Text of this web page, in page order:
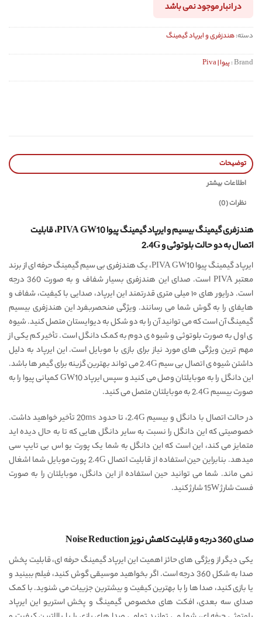
در انبار موجود نمی باشد
دسته:هندزفری و ایرپاد گیمینگ
Brand : پیوا | Piva
توضیحات
اطلاعات بیشتر
نظرات (0)
هندزفری گیمینگ بیسیم و ایرپاد گیمینگ پیوا PIVA GW10،‌ قابلیت
اتصال به دو حالت بلوتوثی و 2.4G
ایرپاد گیمینگ پیوا PIVA GW10، یک هندزفری بی سیم گیمینگ حرفه ای از برند
معتبر PIVA است. صدای این هندزفری بسیار شفاف و به صورت 360 درجه
است. درایور های ۱۰ میلی متری قدرتمند این ایرپاد، صدایی با کیفیت، شفاف و
هایفای را به گوش شما می رسانند. ویژگی منحصربفرد این هندزفری بیسیم
گیمینگ آن است که می توانید آن را به دو شکل به دیوایستان متصل کنید. شیوه
ی اول به صورت بلوتوثی و شیوه ی دوم به کمک دانگل است. تأخیر کم یکی از
مهم ترین ویژگی های مورد نیاز برای بازی با موبایل است. این ایرپاد به دلیل
داشتن شیوه ی اتصال بی سیم 2.4G می تواند بهترین گزینه برای گیمر ها باشد.
این دانگل را به موبایلتان وصل می کنید و سپس ایرپاد GW10 کمپانی پیوا را به
صورت بیسیم 2.4G به موبایلتان متصل می کنید.
در حالت اتصال با دانگل و بیسیم 2.4G، تا حدود 20ms تأخیر خواهید داشت.
خصوصیتی که این دانگل را نسبت به سایر دانگل هایی که تا به حال دیده اید
متمایز می کند، این است که این دانگل به شما یک پورت یو اس بی تایپ سی
میدهد. بنابراین حین استفاده از قابلیت اتصال 2.4G پورت موبایل شما اشغال
نمی ماند. شما می توانید حین استفاده از این دانگل، موبایلتان را به صورت
فست شارژ 15W شارژ کنید.
صدای 360 درجه و قابلیت کاهش نویز Noise Reduction
یکی دیگر از ویژگی های حائز اهمیت این ایرپاد گیمینگ حرفه ای،‌ قابلیت پخش
صدا به شکل 360 درجه است. اگر بخواهید موسیقی گوش کنید، فیلم ببینید و
یا بازی کنید،‌ صدا ها را با بهترین کیفیت و بیشترین جزییات می شنوید. با کمک
صدای سه بعدی، افکت های مخصوص گیمینگ و پخش استریو این ایرپاد